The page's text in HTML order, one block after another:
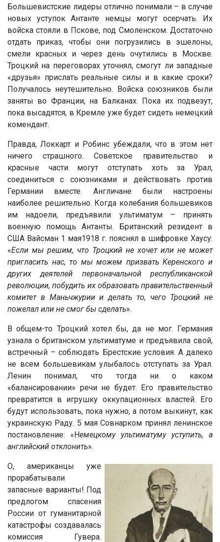
Большевистские лидеры отлично понимали – в случае
новых уступок Антанте немцы могут осерчать. Их
войска стояли в Пскове, под Смоленском. Достаточно
отдать приказ, чтобы они погрузились в эшелоны,
смели красных и через день очутились в Москве.
Троцкий на переговорах уточнял, смогут ли западные
«друзья» прислать реальные силы и в какие сроки?
Получалось неутешительно. Войска союзников были
заняты во Франции, на Балканах. Пока их подвезут,
пока высадятся, в Кремле уже будет сидеть немецкий
комендант.
Правда, Локкарт и Робинс убеждали, что в этом нет
ничего страшного. Советское правительство и
красные части могут отступать хоть за Урал,
соединиться с союзниками и действовать против
Германии вместе. Англичане были настроены
наиболее решительно. Когда колебания большевиков
им надоели, предъявили ультиматум – принять
военную помощь Антанты. Британский резидент в
США Вайсман 1 мая1918 г. пояснял в шифровке Хаусу:
«Если мы решим, что Троцкий не хочет или не может
пригласить нас, то мы можем призвать Керенского и
других деятелей первоначальной республиканской
революции, побудить их образовать правительственный
комитет в Маньчжурии и делать то, чего Троцкий не
пожелал или не смог бы сделать».
В общем-то Троцкий хотел бы, да не мог. Германия
узнала о британском ультиматуме и предъявила свой,
встречный – соблюдать Брестские условия. А далеко
не всем большевикам улыбалось отступать за Урал.
Ленин понимал, что тогда ни о каком
«балансировании» речи не будет. Его правительство
превратится в игрушку оккупационных властей. Его
будут использовать, пока нужно, а потом выкинут, как
украинскую Раду. 5 мая Совнарком принял ленинское
постановление: «Немецкому ультиматуму уступить, а
английский отклонить».
О, американцы уже
прорабатывали
запасные варианты! Под
предлогом спасения
России от гуманитарной
катастрофы создавалась
комиссия Гувера.